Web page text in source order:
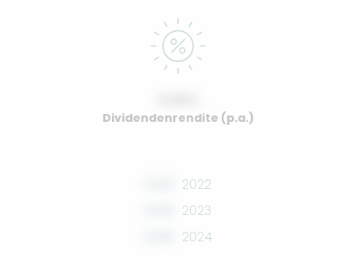
Dividendenrendite (p.a.)
2022
2023
2024